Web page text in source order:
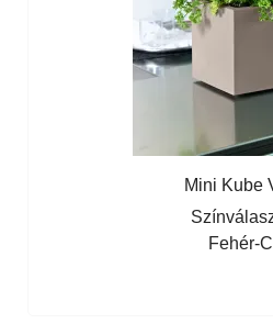
Mini Kube
Fehér-